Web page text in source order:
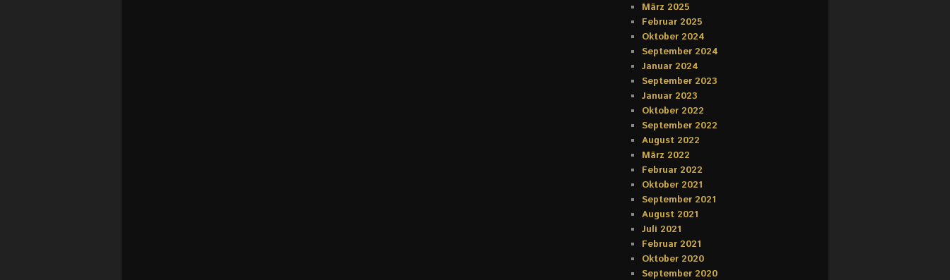
März 2025
Februar 2025
Oktober 2024
September 2024
Januar 2024
September 2023
Januar 2023
Oktober 2022
September 2022
August 2022
März 2022
Februar 2022
Oktober 2021
September 2021
August 2021
Juli 2021
Februar 2021
Oktober 2020
September 2020